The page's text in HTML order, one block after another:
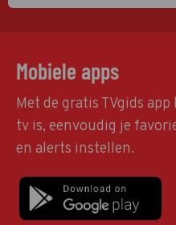
Mobiele apps
Met de gratis TVgids
tv is, eenvoudig je
en alerts instellen.